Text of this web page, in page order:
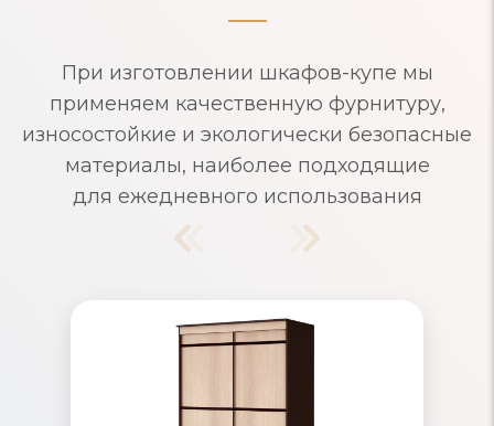
При изготовлении шкафов-купе мы
применяем качественную фурнитуру,
износостойкие и экологически безопасные
материалы, наиболее подходящие
для ежедневного использования
Шкафы-купе узкие